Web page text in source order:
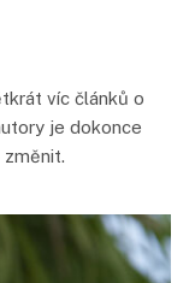
víc článků o
je dokonce